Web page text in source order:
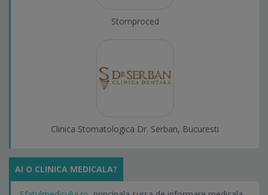
Stomproced
Clinica Stomatologica Dr. Serban, Bucuresti
AI O CLINICA MEDICALA?